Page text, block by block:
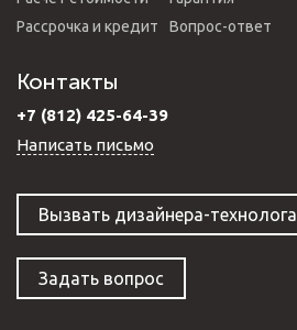
Рассрочка и кредит
Вопрос-ответ
Контакты
+7 (812) 425-64-39
Написать письмо
Вызвать дизайнера-технолога
Задать вопрос